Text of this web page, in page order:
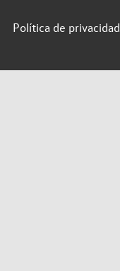
Política de privacidad